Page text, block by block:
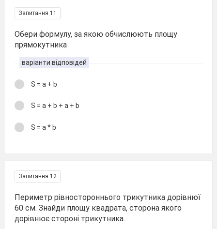
Запитання 11
Обери формулу, за якою обчислюють площу
прямокутника
варіанти відповідей
S = a + b
S = a + b + a + b
S = a * b
Запитання 12
Периметр рівностороннього трикутника дорівнюї
60 см. Знайди площу квадрата, сторона якого
дорівнює стороні трикутника.